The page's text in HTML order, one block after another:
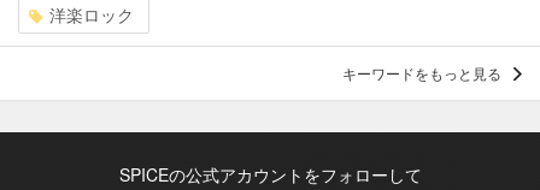
洋楽ロック
キーワードをもっと見る
SPICEの公式アカウントをフォローして